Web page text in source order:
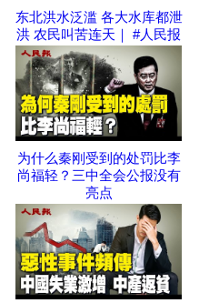
东北洪水泛滥 各大水库都泄
洪 农民叫苦连天｜ #人民报
为什么秦刚受到的处罚比李
尚福轻？三中全会公报没有
亮点